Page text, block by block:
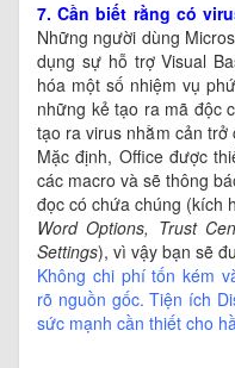
7. Cần biết rằng có
Những người dùng
dụng sự hỗ trợ Visual
hóa một số nhiệm vụ
những kẻ tạo ra mã độc
tạo ra virus nhằm cản trở
Mặc định, Office được
các macro và sẽ thông
đọc có chứa chúng (kích
Word Options, Trust
Settings), vì vậy bạn sẽ
Không chi phí tốn kém
rõ nguồn gốc. Tiện ích
sức mạnh cần thiết cho